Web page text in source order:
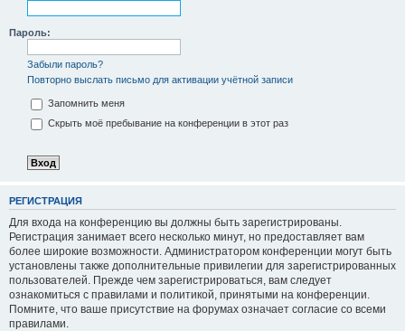
Пароль:
Забыли пароль?
Повторно выслать письмо для активации учётной записи
Запомнить меня
Скрыть моё пребывание на конференции в этот раз
РЕГИСТРАЦИЯ
Для входа на конференцию вы должны быть зарегистрированы.
Регистрация занимает всего несколько минут, но предоставляет вам
более широкие возможности. Администратором конференции могут быть
установлены также дополнительные привилегии для зарегистрированных
пользователей. Прежде чем зарегистрироваться, вам следует
ознакомиться с правилами и политикой, принятыми на конференции.
Помните, что ваше присутствие на форумах означает согласие со всеми
правилами.